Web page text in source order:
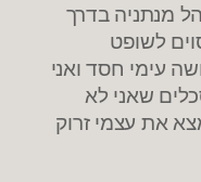
מנתניה בדרך
לשופט
עימי חסד ואני
שאני לא
את עצמי זרוק